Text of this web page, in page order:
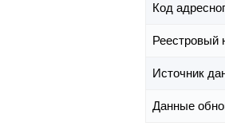
Код
Реестровый
Источник
Данные